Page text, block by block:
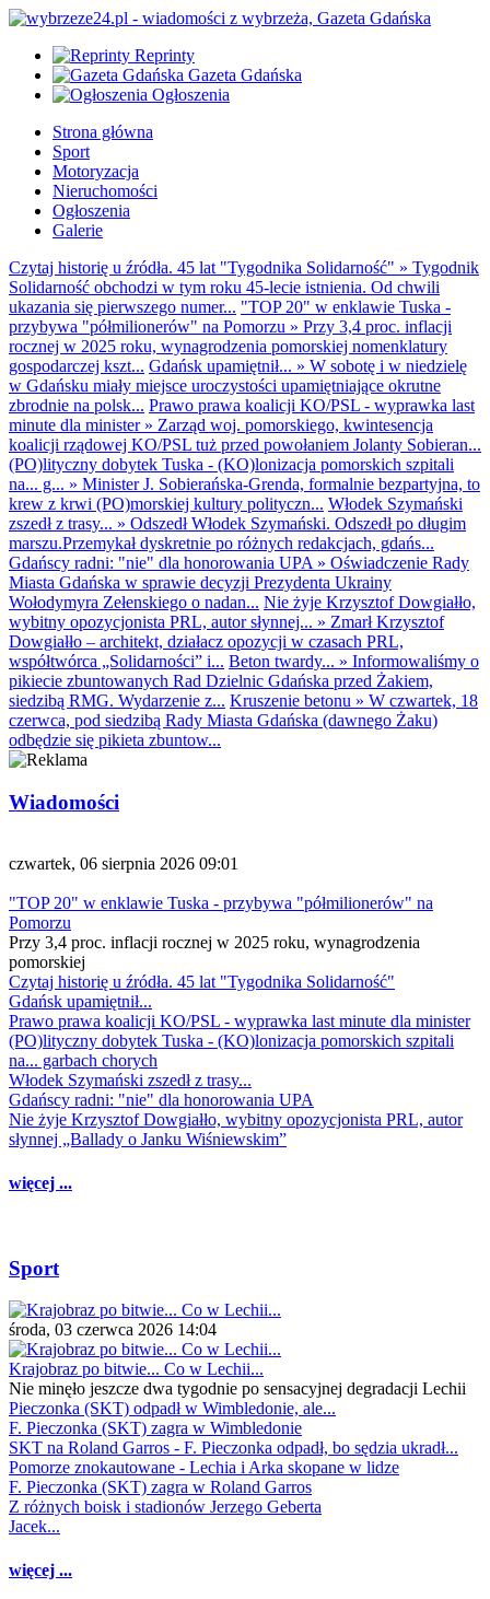
Reprinty
Gazeta Gdańska
Ogłoszenia
Strona główna
Sport
Motoryzacja
Nieruchomości
Ogłoszenia
Galerie
Czytaj historię u źródła. 45 lat "Tygodnika Solidarność" » Tygodnik
Solidarność obchodzi w tym roku 45-lecie istnienia. Od chwili
ukazania się pierwszego numer... "TOP 20" w enklawie Tuska -
przybywa "półmilionerów" na Pomorzu » Przy 3,4 proc. inflacji
rocznej w 2025 roku, wynagrodzenia pomorskiej nomenklatury
gospodarczej kszt... Gdańsk upamiętnił... » W sobotę i w niedzielę
w Gdańsku miały miejsce uroczystości upamiętniające okrutne
zbrodnie na polsk... Prawo prawa koalicji KO/PSL - wyprawka last
minute dla minister» Zarząd woj. pomorskiego, kwintesencja
koalicji rządowej KO/PSL tuż przed powołaniem Jolanty Sobieran...
(PO)lityczny dobytek Tuska - (KO)lonizacja pomorskich szpitali
na... g... » Minister J. Sobierańska-Grenda, formalnie bezpartyjna, to
krew z krwi (PO)morskiej kultury polityczn... Włodek Szymański
zszedł z trasy... » Odszedł Włodek Szymański. Odszedł po długim
marszu.Przemykał dyskretnie po różnych redakcjach, gdańs...
Gdańscy radni: "nie" dla honorowania UPA » Oświadczenie Rady
Miasta Gdańska w sprawie decyzji Prezydenta Ukrainy
Wołodymyra Zełenskiego o nadan... Nie żyje Krzysztof Dowgiałło,
wybitny opozycjonista PRL, autor słynnej... » Zmarł Krzysztof
Dowgiałło – architekt, działacz opozycji w czasach PRL,
współtwórca „Solidarności” i... Beton twardy... » Informowaliśmy o
pikiecie zbuntowanych Rad Dzielnic Gdańska przed Żakiem,
siedzibą RMG. Wydarzenie z... Kruszenie betonu » W czwartek, 18
czerwca, pod siedzibą Rady Miasta Gdańska (dawnego Żaku)
odbędzie się pikieta zbuntow...
Wiadomości
czwartek, 06 sierpnia 2026 09:01
"TOP 20" w enklawie Tuska - przybywa "półmilionerów" na
Pomorzu
Przy 3,4 proc. inflacji rocznej w 2025 roku, wynagrodzenia
pomorskiej
Czytaj historię u źródła. 45 lat "Tygodnika Solidarność"
Gdańsk upamiętnił...
Prawo prawa koalicji KO/PSL - wyprawka last minute dla minister
(PO)lityczny dobytek Tuska - (KO)lonizacja pomorskich szpitali
na... garbach chorych
Włodek Szymański zszedł z trasy...
Gdańscy radni: "nie" dla honorowania UPA
Nie żyje Krzysztof Dowgiałło, wybitny opozycjonista PRL, autor
słynnej „Ballady o Janku Wiśniewskim”
więcej ...
Sport
środa, 03 czerwca 2026 14:04
Krajobraz po bitwie... Co w Lechii...
Nie minęło jeszcze dwa tygodnie po sensacyjnej degradacji Lechii
Pieczonka (SKT) odpadł w Wimbledonie, ale...
F. Pieczonka (SKT) zagra w Wimbledonie
SKT na Roland Garros - F. Pieczonka odpadł, bo sędzia ukradł...
Pomorze znokautowane - Lechia i Arka skopane w lidze
F. Pieczonka (SKT) zagra w Roland Garros
Z różnych boisk i stadionów Jerzego Geberta
Jacek...
więcej ...